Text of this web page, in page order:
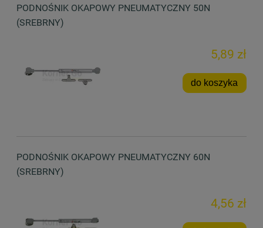
PODNOŚNIK OKAPOWY PNEUMATYCZNY 50N
(SREBRNY)
5,89 zł
do koszyka
PODNOŚNIK OKAPOWY PNEUMATYCZNY 60N
(SREBRNY)
4,56 zł